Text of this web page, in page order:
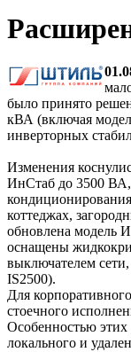
было принято
кВА (включая
инверторных
Изменения
ИнСтаб до 3500 ВА,
коттеджах,
обновлена модель
оснащены
выключателем
IS2500).
Для
стоечного
Особенностью этих
локального и